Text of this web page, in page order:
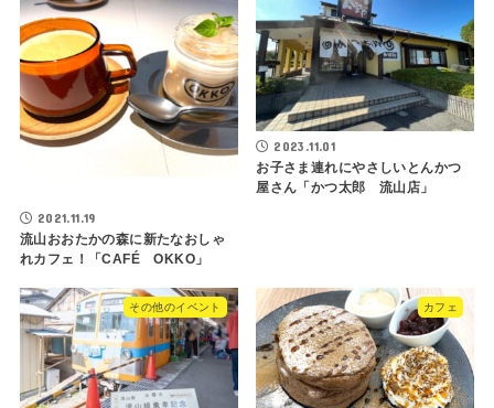
2021.11.19
流山おおたかの森に新たなおしゃ
れカフェ！「CAFÉ OKKO」
2023.11.01
お子さま連れにやさしいとんかつ
屋さん「かつ太郎 流山店」
その他のイベント カフェ